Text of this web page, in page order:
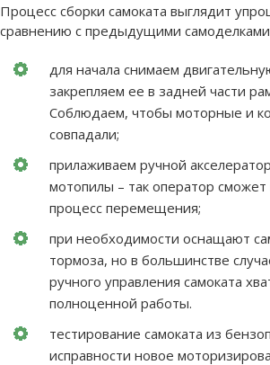
Процесс сборки самоката выглядит
сравнению с предыдущими
для начала снимаем
закрепляем ее в задней части
Соблюдаем, чтобы моторные и
совпадали;
прилаживаем ручной
мотопилы – так оператор сможет
процесс перемещения;
при необходимости оснащают
тормоза, но в большинстве
ручного управления самоката
полноценной работы.
тестирование самоката из
исправности новое